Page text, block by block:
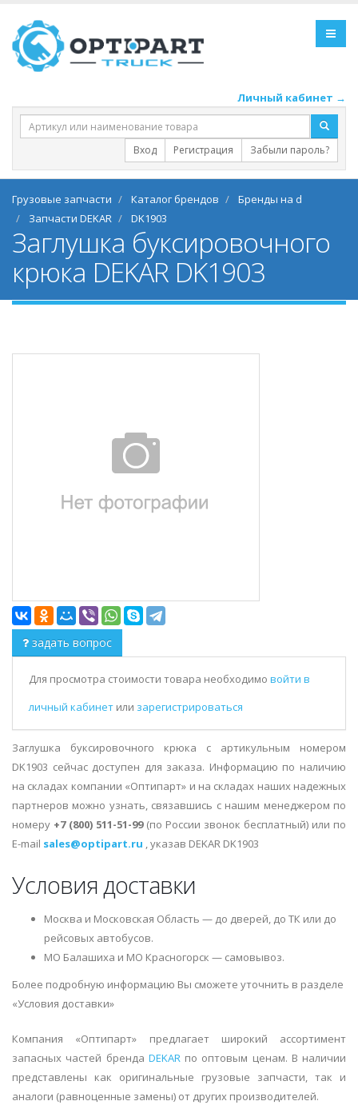
Личный кабинет →
Вход Регистрация Забыли пароль?
Грузовые запчасти Каталог брендов
Бренды на d
Запчасти DEKAR
DK1903
Заглушка буксировочного
крюка DEKAR DK1903
задать вопрос
Для просмотра стоимости товара необходимо войти в
личный кабинет или зарегистрироваться
Заглушка буксировочного крюка с артикульным номером
DK1903 сейчас доступен для заказа. Информацию по наличию
на складах компании «Оптипарт» и на складах наших надежных
партнеров можно узнать, связавшись с нашим менеджером по
номеру +7 (800) 511-51-99(по России звонок бесплатный) или по
E-mail sales@optipart.ru , указав DEKAR DK1903
Условия доставки
Москва и Московская Область — до дверей, до ТК или до
рейсовых автобусов.
МО Балашиха и МО Красногорск — самовывоз.
Более подробную информацию Вы сможете уточнить в разделе
«Условия доставки»
Компания «Оптипарт» предлагает широкий ассортимент
запасных частей бренда DEKARпо оптовым ценам. В наличии
представлены как оригинальные грузовые запчасти, так и
аналоги (равноценные замены) от других производителей.